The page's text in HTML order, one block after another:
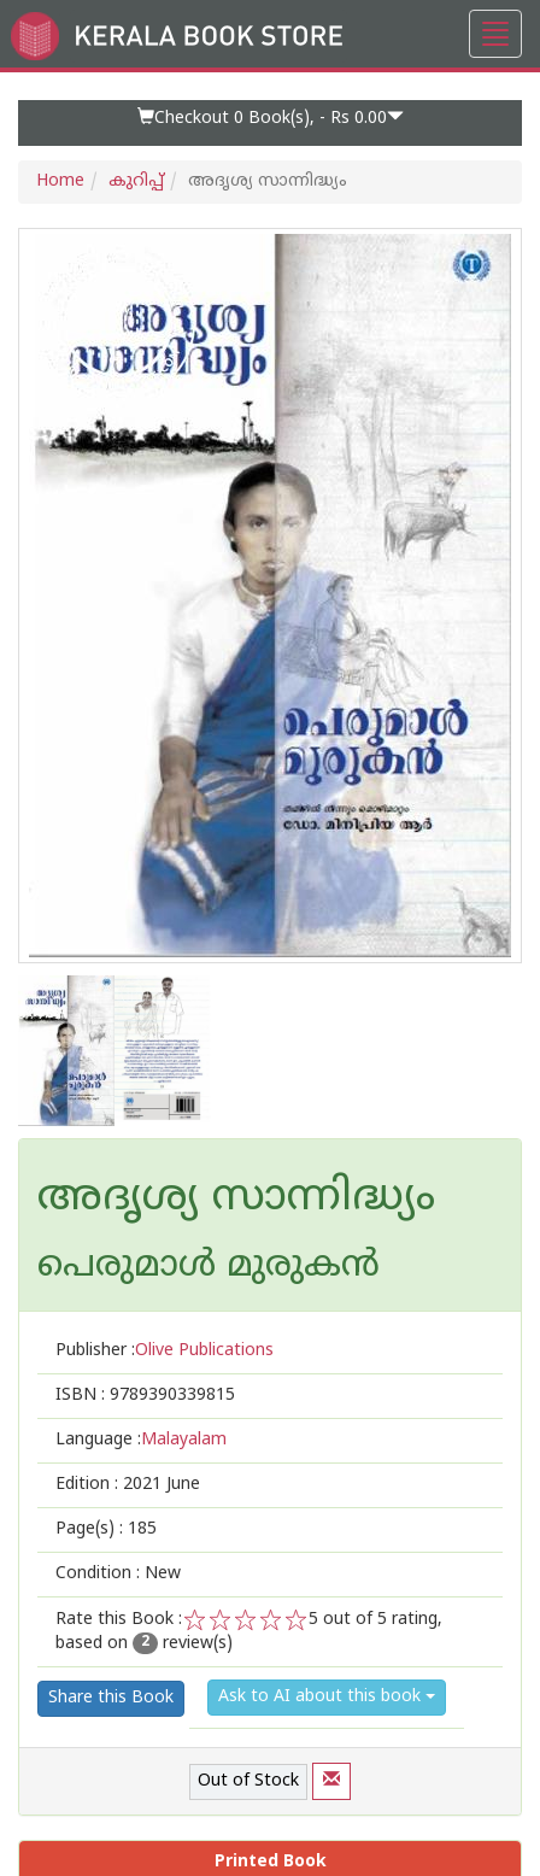
Go
to
Checkout 0 Book(s), - Rs 0.00
Home കുറിപ്പ്‌ അദൃശ്യ സാന്നിദ്ധ്യം
അദൃശ്യ സാന്നിദ്ധ്യം
പെരുമാള്‍ മുരുകന്‍
Publisher :Olive Publications
ISBN : 9789390339815
Language :Malayalam
Edition : 2021 June
Page(s) : 185
Condition : New
Rate this Book :
2
1
5 out of 5 rating,
based on
2 review(s)
Share this Book Ask to AI about this book
Out of Stock
Printed Book